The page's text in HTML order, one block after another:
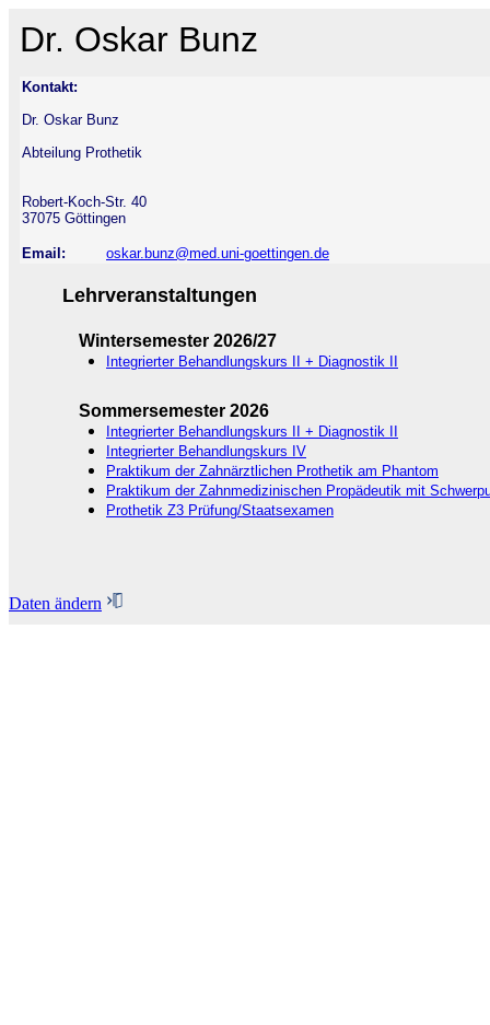
Dr. Oskar Bunz
Kontakt:
Dr. Oskar Bunz
Abteilung Prothetik
Robert-Koch-Str. 40
37075 Göttingen
Email: oskar.bunz@med.uni-goettingen.de
Lehrveranstaltungen
Wintersemester 2026/27
Integrierter Behandlungskurs II + Diagnostik II
Sommersemester 2026
Integrierter Behandlungskurs II + Diagnostik II
Integrierter Behandlungskurs IV
Praktikum der Zahnärztlichen Prothetik am Phantom
Praktikum der Zahnmedizinischen Propädeutik mit
Prothetik Z3 Prüfung/Staatsexamen
Daten ändern